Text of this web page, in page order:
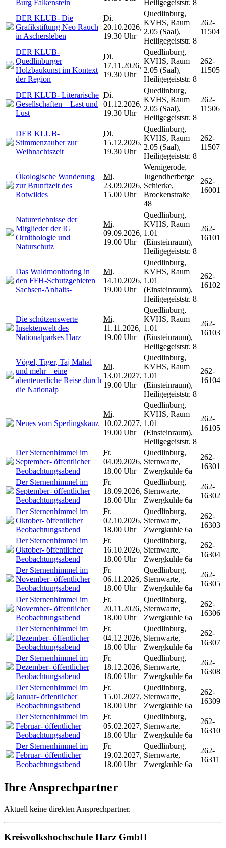
Burg Falkenstein
Heiligegeiststr. 8
DER KLUB- Die
Grafikstiftung Neo Rauch
in Aschersleben
Di.
20.10.2026,
19.30 Uhr
Quedlinburg,
KVHS, Raum
2.05 (Saal),
Heiligegeiststr. 8
262-
11504
DER KLUB-
Quedlinburger
Holzbaukunst im Kontext
der Region
Di.
17.11.2026,
19.30 Uhr
Quedlinburg,
KVHS, Raum
2.05 (Saal),
Heiligegeiststr. 8
262-
11505
DER KLUB- Literarische
Gesellschaften – Last und
Lust
Di.
01.12.2026,
19.30 Uhr
Quedlinburg,
KVHS, Raum
2.05 (Saal),
Heiligegeiststr. 8
262-
11506
DER KLUB-
Stimmenzauber zur
Weihnachtszeit
Di.
15.12.2026,
19.30 Uhr
Quedlinburg,
KVHS, Raum
2.05 (Saal),
Heiligegeiststr. 8
262-
11507
Ökologische Wanderung
zur Brunftzeit des
Rotwildes
Mi.
23.09.2026,
15.00 Uhr
Wernigerode,
Jugendherberge
Schierke,
Brockenstraße
48
262-
16001
Naturerlebnisse der
Mitglieder der IG
Ornithologie und
Naturschutz
Mi.
09.09.2026,
19.00 Uhr
Quedlinburg,
KVHS, Raum
1.01
(Einsteinraum),
Heiligegeiststr. 8
262-
16101
Das Waldmonitoring in
den FFH-Schutzgebieten
Sachsen-Anhalts-
Mi.
14.10.2026,
19.00 Uhr
Quedlinburg,
KVHS, Raum
1.01
(Einsteinraum),
Heiligegeiststr. 8
262-
16102
Die schützenswerte
Insektenwelt des
Nationalparkes Harz
Mi.
11.11.2026,
19.00 Uhr
Quedlinburg,
KVHS, Raum
1.01
(Einsteinraum),
Heiligegeiststr. 8
262-
16103
Vögel, Tiger, Taj Mahal
und mehr – eine
abenteuerliche Reise durch
die Nationalp
Mi.
13.01.2027,
19.00 Uhr
Quedlinburg,
KVHS, Raum
1.01
(Einsteinraum),
Heiligegeiststr. 8
262-
16104
Neues vom Sperlingskauz
Mi.
10.02.2027,
19.00 Uhr
Quedlinburg,
KVHS, Raum
1.01
(Einsteinraum),
Heiligegeiststr. 8
262-
16105
Der Sternenhimmel im
September- öffentlicher
Beobachtungsabend
Fr.
04.09.2026,
18.00 Uhr
Quedlinburg,
Sternwarte,
Zwergkuhle 6a
262-
16301
Der Sternenhimmel im
September- öffentlicher
Beobachtungsabend
Fr.
18.09.2026,
18.00 Uhr
Quedlinburg,
Sternwarte,
Zwergkuhle 6a
262-
16302
Der Sternenhimmel im
Oktober- öffentlicher
Beobachtungsabend
Fr.
02.10.2026,
18.00 Uhr
Quedlinburg,
Sternwarte,
Zwergkuhle 6a
262-
16303
Der Sternenhimmel im
Oktober- öffentlicher
Beobachtungsabend
Fr.
16.10.2026,
18.00 Uhr
Quedlinburg,
Sternwarte,
Zwergkuhle 6a
262-
16304
Der Sternenhimmel im
November- öffentlicher
Beobachtungsabend
Fr.
06.11.2026,
18.00 Uhr
Quedlinburg,
Sternwarte,
Zwergkuhle 6a
262-
16305
Der Sternenhimmel im
November- öffentlicher
Beobachtungsabend
Fr.
20.11.2026,
18.00 Uhr
Quedlinburg,
Sternwarte,
Zwergkuhle 6a
262-
16306
Der Sternenhimmel im
Dezember- öffentlicher
Beobachtungsabend
Fr.
04.12.2026,
18.00 Uhr
Quedlinburg,
Sternwarte,
Zwergkuhle 6a
262-
16307
Der Sternenhimmel im
Dezember- öffentlicher
Beobachtungsabend
Fr.
18.12.2026,
18.00 Uhr
Quedlinburg,
Sternwarte,
Zwergkuhle 6a
262-
16308
Der Sternenhimmel im
Januar- öffentlicher
Beobachtungsabend
Fr.
15.01.2027,
18.00 Uhr
Quedlinburg,
Sternwarte,
Zwergkuhle 6a
262-
16309
Der Sternenhimmel im
Februar- öffentlicher
Beobachtungsabend
Fr.
05.02.2027,
18.00 Uhr
Quedlinburg,
Sternwarte,
Zwergkuhle 6a
262-
16310
Der Sternenhimmel im
Februar- öffentlicher
Beobachtungsabend
Fr.
19.02.2027,
18.00 Uhr
Quedlinburg,
Sternwarte,
Zwergkuhle 6a
262-
16311
Ihre Ansprechpartner
Aktuell keine direkten Ansprechpartner.
Kreisvolkshochschule Harz GmbH